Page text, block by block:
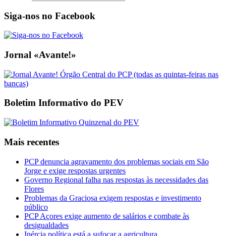
Siga-nos no Facebook
Jornal «Avante!»
Boletim Informativo do PEV
Mais recentes
PCP denuncia agravamento dos problemas sociais em São
Jorge e exige respostas urgentes
Governo Regional falha nas respostas às necessidades das
Flores
Problemas da Graciosa exigem respostas e investimento
público
PCP Açores exige aumento de salários e combate às
desigualdades
Inércia política está a sufocar a agricultura